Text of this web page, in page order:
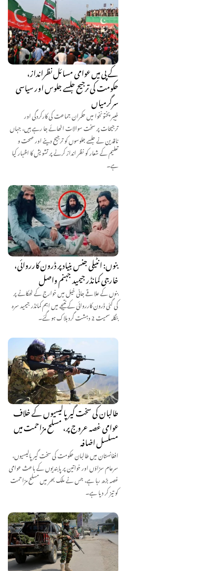
کے پی میں عوامی مسائل نظرانداز،
حکومت کی ترجیح جلسے جلوس اور سیاسی
سرگرمیاں
خیبر پختونخوا میں حکمران جماعت کی کارکردگی اور
ترجیحات پر سخت سوالات اٹھائے جا رہے ہیں، جہاں
ناقدین نے جلسے جلوسوں کو ترجیح دینے اور صحت و
تعلیم کے شعار کو نظر انداز کرنے پر تشویش کا اظہار کیا
ہے۔
بنوں: انٹیلی جنس بنیاد پر ڈرون کارروائی،
خارجی کمانڈر جیمید جہنم واصل
بنوں کے علاقے جانی خیل میں خوارج کے ٹھکانے پر
کی گئی ڈرون کارروائی کے نتیجے میں اہم کمانڈر جیمید سرہ
بنگلہ سمیت 2 دہشت گرد ہلاک ہو گئے۔
طالبان کی سخت گیر پالیسیوں کے خلاف
عوامی غصہ عروج پر، مسلح مزاحمت میں
مسلسل اضافہ
افغانستان میں طالبان حکومت کی سخت گیر پالیسیوں،
سرعام سزاؤں اور خواتین پر پابندیوں کے باعث عوامی
غصہ بڑھ رہا ہے، جس نے ملک بھر میں مسلح مزاحمت
کو تیز کر دیا ہے۔